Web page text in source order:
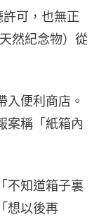
可，也無正
然紀念物）從
入便利商店。
案稱「紙箱內
不知道箱子裏
想以後再